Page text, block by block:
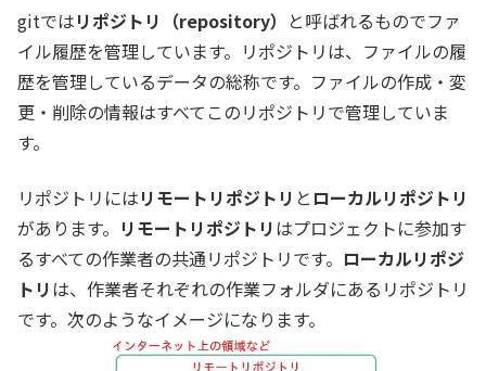
gitではリポジトリ（repository） と呼ばれるものでファ
イル履歴を管理しています。リポジトリは、ファイルの履
歴を管理しているデータの総称です。ファイルの作成・変
更・削除の情報はすべてこのリポジトリで管理していま
す。
リポジトリにはリモートリポジトリ と ローカルリポジトリ
があります。 リモートリポジトリはプロジェクトに参加す
るすべての作業者の共通リポジトリです。 ローカルリポジ
トリは、作業者それぞれの作業フォルダにあるリポジトリ
です。次のようなイメージになります。